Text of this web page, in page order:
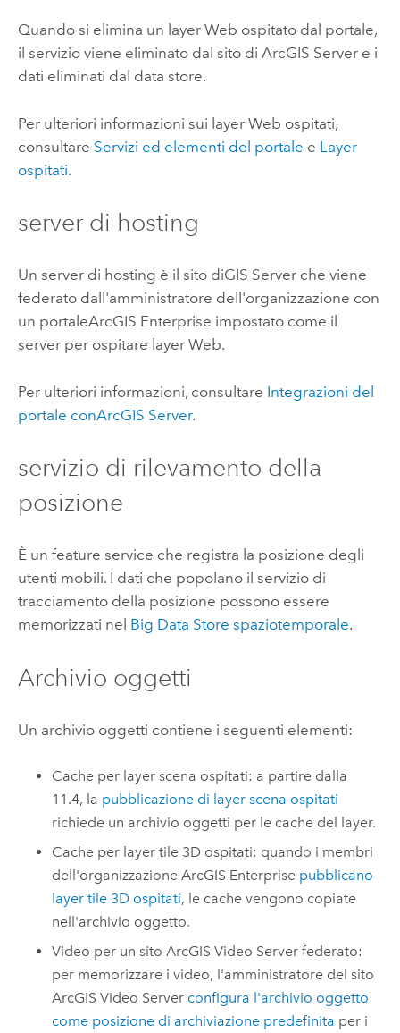
Quando si elimina un layer Web ospitato dal portale,
il servizio viene eliminato dal sito di ArcGIS Servere i
dati eliminati dal data store.
Per ulteriori informazioni sui layer Web ospitati,
consultare Servizi ed elementi del portale e Layer
ospitati.
server di hosting
Un server di hosting è il sito diGIS Serverche viene
federato dall'amministratore dell'organizzazione con
un portaleArcGIS Enterprise impostato come il
server per ospitare layer Web.
Per ulteriori informazioni, consultare Integrazioni del
portale conArcGIS Server.
servizio di rilevamento della
posizione
È un feature service che registra la posizione degli
utenti mobili. I dati che popolano il servizio di
tracciamento della posizione possono essere
memorizzati nel Big Data Store spaziotemporale.
Archivio oggetti
Un archivio oggetti contiene i seguenti elementi:
Cache per layer scena ospitati: a partire dalla
11.4, la pubblicazione di layer scena ospitati
richiede un archivio oggetti per le cache del layer.
Cache per layer tile 3D ospitati: quando i membri
dell'organizzazioneArcGIS Enterprise pubblicano
layer tile 3D ospitati, le cache vengono copiate
nell'archivio oggetto.
Video per un sitoArcGIS Video Server federato:
per memorizzare i video, l'amministratore del sito
ArcGIS Video Server configura l'archivio oggetto
come posizione di archiviazione predefinita per i